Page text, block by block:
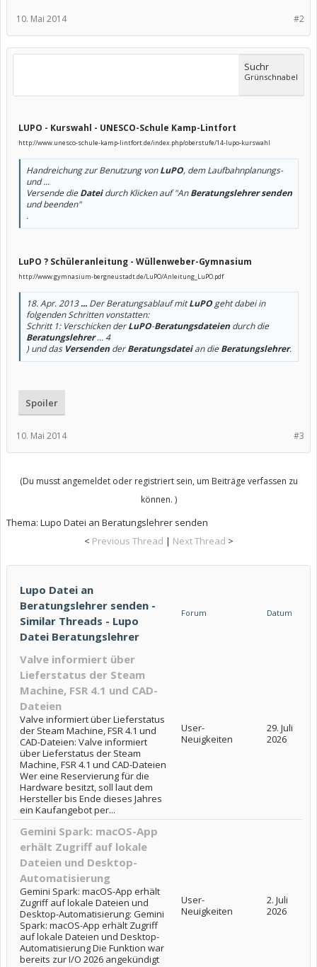
#2
10. Mai 2014
Suchr
Grünschnabel
LUPO - Kurswahl - UNESCO-Schule Kamp-Lintfort
http://www.unesco-schule-kamp-lintfort.de/index.php/oberstufe/14-lupo-kurswahl
Handreichung zur Benutzung vonLuPO, dem Laufbahnplanungs-
und ...
Versende dieDateidurch Klicken auf "AnBeratungslehrer senden
und beenden"
.
LuPO ? Schüleranleitung - Wüllenweber-Gymnasium
http://www.gymnasium-bergneustadt.de/LuPO/Anleitung_LuPO.pdf
18. Apr. 2013... Der Beratungsablauf mitLuPO geht dabei in
folgenden Schritten vonstatten:
Schritt 1: Verschicken derLuPO-Beratungsdateien durch die
Beratungslehrer... 4
) und das Versenden derBeratungsdateian dieBeratungslehrer.
Spoiler
#3
10. Mai 2014
(Du musst angemeldet oder registriert sein, um Beiträge verfassen zu
können. )
Thema: Lupo Datei an Beratungslehrer senden
< Previous Thread | Next Thread >
Lupo Datei an
Beratungslehrer senden -
Similar Threads - Lupo
Datei Beratungslehrer
Forum Datum
Valve informiert über
Lieferstatus der Steam
Machine, FSR 4.1 und CAD-
Dateien
Valve informiert über Lieferstatus
der Steam Machine, FSR 4.1 und
CAD-Dateien: Valve informiert
über Lieferstatus der Steam
Machine, FSR 4.1 und CAD-Dateien
Wer eine Reservierung für die
Hardware besitzt, soll laut dem
Hersteller bis Ende dieses Jahres
ein Kaufangebot per...
User-
Neuigkeiten
29. Juli
2026
Gemini Spark: macOS-App
erhält Zugriff auf lokale
Dateien und Desktop-
Automatisierung
Gemini Spark: macOS-App erhält
Zugriff auf lokale Dateien und
Desktop-Automatisierung: Gemini
Spark: macOS-App erhält Zugriff
auf lokale Dateien und Desktop-
Automatisierung Die Funktion war
bereits zur I/O 2026 angekündigt
User-
Neuigkeiten
2. Juli
2026